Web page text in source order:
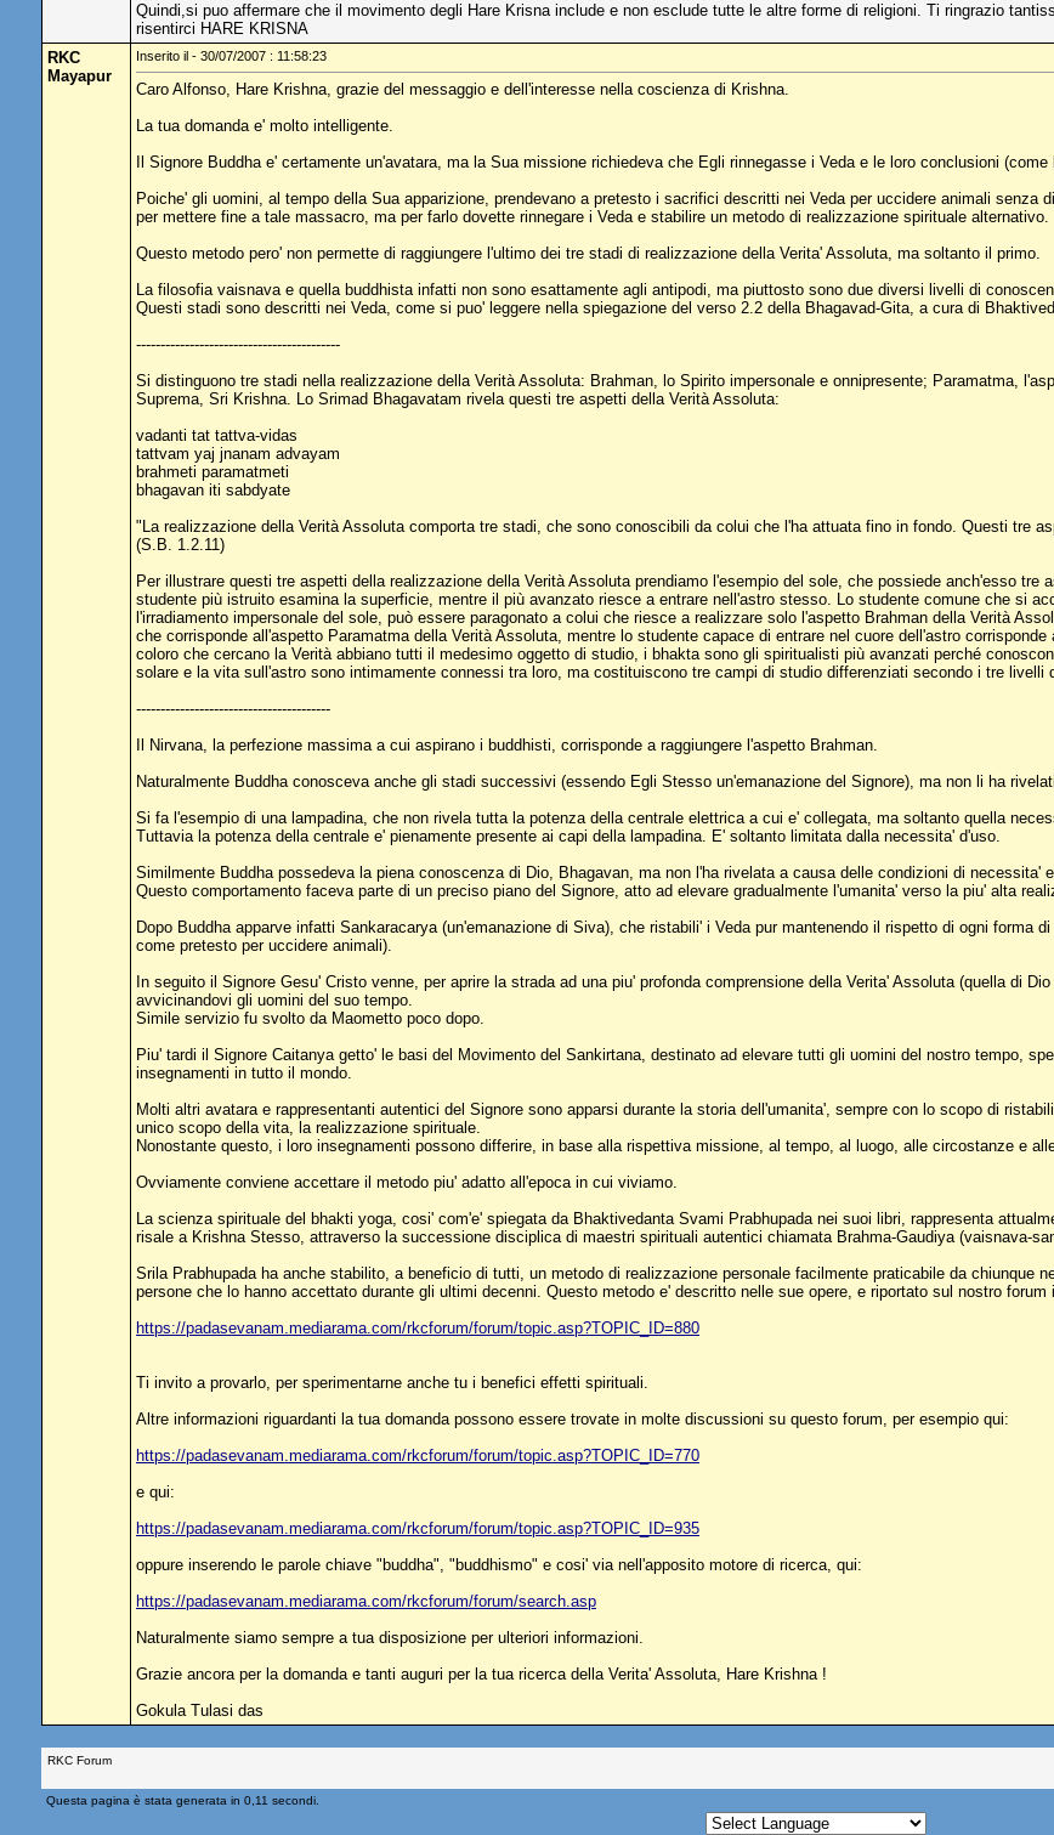
Quindi,si puo affermare che il movimento degli Hare Krisna include e non esclude tutte le altre forme di religioni. Ti ringrazio
risentirci HARE KRISNA
RKC
Mayapur
Inserito il - 30/07/2007 : 11:58:23
Caro Alfonso, Hare Krishna, grazie del messaggio e dell'interesse nella coscienza di Krishna.
La tua domanda e' molto intelligente.
Il Signore Buddha e' certamente un'avatara, ma la Sua missione richiedeva che Egli rinnegasse i Veda e le loro conclusioni
Poiche' gli uomini, al tempo della Sua apparizione, prendevano a pretesto i sacrifici descritti nei Veda per uccidere animali senza
per mettere fine a tale massacro, ma per farlo dovette rinnegare i Veda e stabilire un metodo di realizzazione spirituale alternativo.
Questo metodo pero' non permette di raggiungere l'ultimo dei tre stadi di realizzazione della Verita' Assoluta, ma soltanto il primo.
La filosofia vaisnava e quella buddhista infatti non sono esattamente agli antipodi, ma piuttosto sono due diversi livelli di
Questi stadi sono descritti nei Veda, come si puo' leggere nella spiegazione del verso 2.2 della Bhagavad-Gita, a cura di
------------------------------------------
Si distinguono tre stadi nella realizzazione della Verità Assoluta: Brahman, lo Spirito impersonale e onnipresente; Paramatma,
Suprema, Sri Krishna. Lo Srimad Bhagavatam rivela questi tre aspetti della Verità Assoluta:
vadanti tat tattva-vidas
tattvam yaj jnanam advayam
brahmeti paramatmeti
bhagavan iti sabdyate
"La realizzazione della Verità Assoluta comporta tre stadi, che sono conoscibili da colui che l'ha attuata fino in fondo. Questi tre
(S.B. 1.2.11)
Per illustrare questi tre aspetti della realizzazione della Verità Assoluta prendiamo l'esempio del sole, che possiede anch'esso
studente più istruito esamina la superficie, mentre il più avanzato riesce a entrare nell'astro stesso. Lo studente comune che si
l'irradiamento impersonale del sole, può essere paragonato a colui che riesce a realizzare solo l'aspetto Brahman della Verità
che corrisponde all'aspetto Paramatma della Verità Assoluta, mentre lo studente capace di entrare nel cuore dell'astro
coloro che cercano la Verità abbiano tutti il medesimo oggetto di studio, i bhakta sono gli spiritualisti più avanzati perché
solare e la vita sull'astro sono intimamente connessi tra loro, ma costituiscono tre campi di studio differenziati secondo i tre livelli
----------------------------------------
Il Nirvana, la perfezione massima a cui aspirano i buddhisti, corrisponde a raggiungere l'aspetto Brahman.
Naturalmente Buddha conosceva anche gli stadi successivi (essendo Egli Stesso un'emanazione del Signore), ma non li ha
Si fa l'esempio di una lampadina, che non rivela tutta la potenza della centrale elettrica a cui e' collegata, ma soltanto quella
Tuttavia la potenza della centrale e' pienamente presente ai capi della lampadina. E' soltanto limitata dalla necessita' d'uso.
Similmente Buddha possedeva la piena conoscenza di Dio, Bhagavan, ma non l'ha rivelata a causa delle condizioni di necessita'
Questo comportamento faceva parte di un preciso piano del Signore, atto ad elevare gradualmente l'umanita' verso la piu' alta
Dopo Buddha apparve infatti Sankaracarya (un'emanazione di Siva), che ristabili' i Veda pur mantenendo il rispetto di ogni forma
come pretesto per uccidere animali).
In seguito il Signore Gesu' Cristo venne, per aprire la strada ad una piu' profonda comprensione della Verita' Assoluta (quella di
avvicinandovi gli uomini del suo tempo.
Simile servizio fu svolto da Maometto poco dopo.
Piu' tardi il Signore Caitanya getto' le basi del Movimento del Sankirtana, destinato ad elevare tutti gli uomini del nostro tempo,
insegnamenti in tutto il mondo.
Molti altri avatara e rappresentanti autentici del Signore sono apparsi durante la storia dell'umanita', sempre con lo scopo di
unico scopo della vita, la realizzazione spirituale.
Nonostante questo, i loro insegnamenti possono differire, in base alla rispettiva missione, al tempo, al luogo, alle circostanze e
Ovviamente conviene accettare il metodo piu' adatto all'epoca in cui viviamo.
La scienza spirituale del bhakti yoga, cosi' com'e' spiegata da Bhaktivedanta Svami Prabhupada nei suoi libri, rappresenta
risale a Krishna Stesso, attraverso la successione disciplica di maestri spirituali autentici chiamata Brahma-Gaudiya (vaisnava-
Srila Prabhupada ha anche stabilito, a beneficio di tutti, un metodo di realizzazione personale facilmente praticabile da chiunque
persone che lo hanno accettato durante gli ultimi decenni. Questo metodo e' descritto nelle sue opere, e riportato sul nostro
https://padasevanam.mediarama.com/rkcforum/forum/topic.asp?TOPIC_ID=880
Ti invito a provarlo, per sperimentarne anche tu i benefici effetti spirituali.
Altre informazioni riguardanti la tua domanda possono essere trovate in molte discussioni su questo forum, per esempio qui:
https://padasevanam.mediarama.com/rkcforum/forum/topic.asp?TOPIC_ID=770
e qui:
https://padasevanam.mediarama.com/rkcforum/forum/topic.asp?TOPIC_ID=935
oppure inserendo le parole chiave "buddha", "buddhismo" e cosi' via nell'apposito motore di ricerca, qui:
https://padasevanam.mediarama.com/rkcforum/forum/search.asp
Naturalmente siamo sempre a tua disposizione per ulteriori informazioni.
Grazie ancora per la domanda e tanti auguri per la tua ricerca della Verita' Assoluta, Hare Krishna !
Gokula Tulasi das
RKC Forum
Questa pagina è stata generata in 0,11 secondi.